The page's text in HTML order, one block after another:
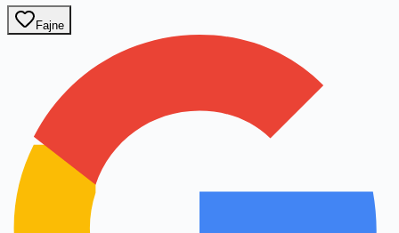
Fajne